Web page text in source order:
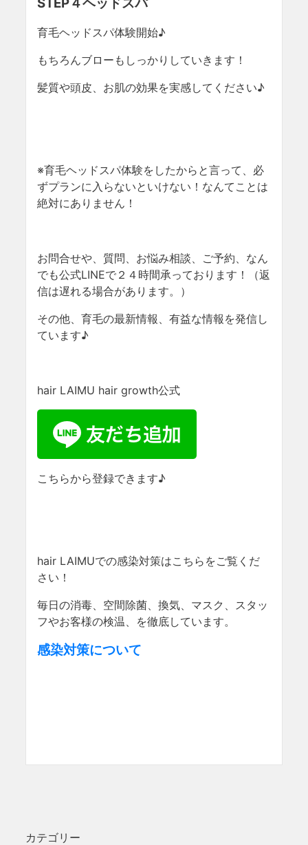
育毛ヘッドスパ体験開始♪
もちろんブローもしっかりしていきます！
髪質や頭皮、お肌の効果を実感してください♪
※育毛ヘッドスパ体験をしたからと言って、必
ずプランに入らないといけない！なんてことは
絶対にありません！
お問合せや、質問、お悩み相談、ご予約、なん
でも公式LINEで２４時間承っております！（返
信は遅れる場合があります。）
その他、育毛の最新情報、有益な情報を発信し
ています♪
hair LAIMU hair growth公式
こちらから登録できます♪
hair LAIMUでの感染対策はこちらをご覧くだ
さい！
毎日の消毒、空間除菌、換気、マスク、スタッ
フやお客様の検温、を徹底しています。
感染対策について
カテゴリー